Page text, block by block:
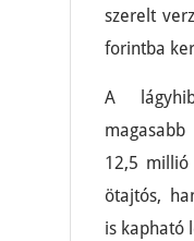
szerelt
forintba
A
12,5 millió
ötajtós,
is kapható